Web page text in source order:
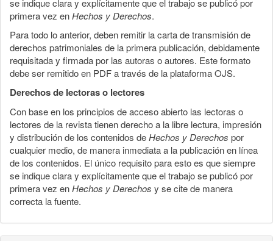
se indique clara y explícitamente que el trabajo se publicó por
primera vez enHechos y Derechos.
Para todo lo anterior, deben remitir la carta de transmisión de
derechos patrimoniales de la primera publicación, debidamente
requisitada y firmada por las autoras o autores. Este formato
debe ser remitido en PDF a través de la plataforma OJS.
Derechos de lectoras o lectores
Con base en los principios de acceso abierto las lectoras o
lectores de la revista tienen derecho a la libre lectura, impresión
y distribución de los contenidos deHechos y Derechos por
cualquier medio, de manera inmediata a la publicación en línea
de los contenidos. El único requisito para esto es que siempre
se indique clara y explícitamente que el trabajo se publicó por
primera vez enHechos y Derechos y se cite de manera
correcta la fuente.